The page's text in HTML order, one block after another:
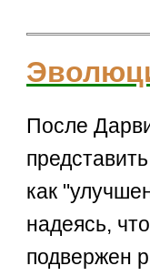
После
как
надеясь,
подвержен